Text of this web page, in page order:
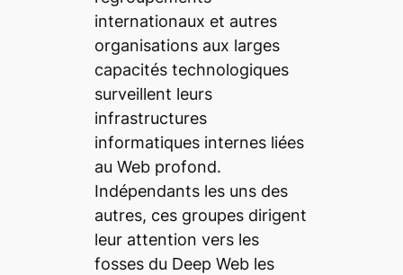
internationaux et autres
organisations aux larges
capacités technologiques
surveillent leurs
infrastructures
informatiques internes liées
au Web profond.
Indépendants les uns des
autres, ces groupes dirigent
leur attention vers les
fosses du Deep Webles